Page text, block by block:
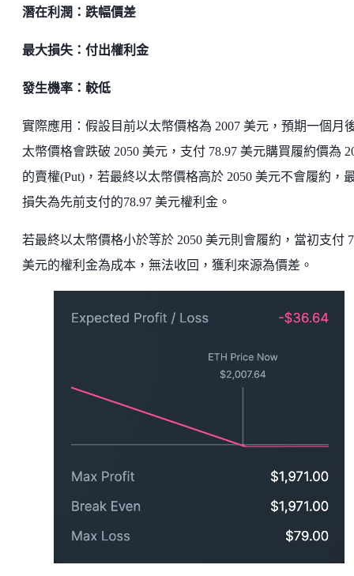
潛在利潤：跌幅價差
最大損失：付出權利金
發生機率：較低
實際應用：假設目前以太幣價格為 2007 美元，預期一個月
太幣價格會跌破 2050 美元，支付 78.97 美元購買履約價為
的賣權(Put)，若最終以太幣價格高於 2050 美元不會履約，
損失為先前支付的78.97 美元權利金。
若最終以太幣價格小於等於 2050 美元則會履約，當初支付
美元的權利金為成本，無法收回，獲利來源為價差。